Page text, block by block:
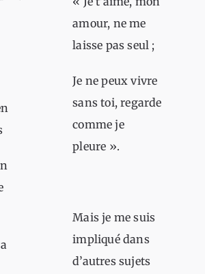
amour, ne me
laisse pas seul ;
Je ne peux vivre
sans toi, regarde
comme je
pleure ».
Mais je me suis
impliqué dans
d’autres sujets